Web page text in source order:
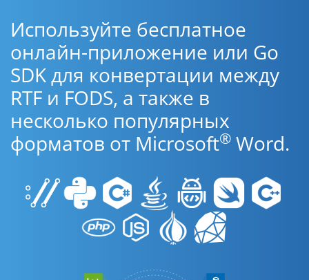
Используйте бесплатное
онлайн-приложение или Go
SDK для конвертации между
RTF и FODS, а также в
несколько популярных
форматов от Microsoft® Word.